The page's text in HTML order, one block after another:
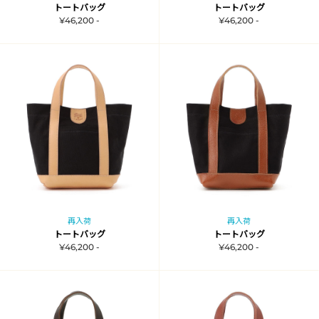
トートバッグ
¥46,200 -
トートバッグ
¥46,200 -
再入荷
トートバッグ
¥46,200 -
再入荷
トートバッグ
¥46,200 -